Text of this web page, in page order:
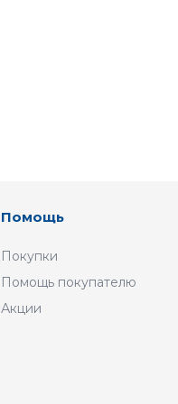
Помощь
Покупки
Помощь покупателю
Акции